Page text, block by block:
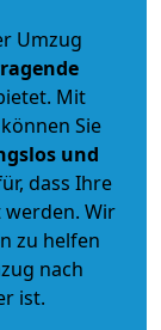
Umzug
Mit
Sie
und
dass Ihre
Wir
zu helfen
nach
ist.